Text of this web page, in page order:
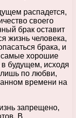
распадется,
своего
брак оставит
жизнь человека,
брака, и
самые хорошие
будущем, исходя
лишь по любви,
времени на
запрещено,
В